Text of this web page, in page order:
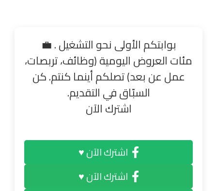
بوابتكم الأولى نحو التشغيل . 💼
مئات العروض اليومية (وظائف، تربصات،
عمل عن بعد) تصلكم أينما كنتم. كن
السبّاق في التقديم.
اشترك الآن
اشترك الآن ♥
اشترك الآن ♥